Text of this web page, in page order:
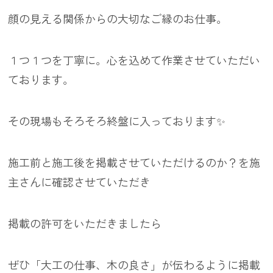
顔の見える関係からの大切なご縁のお仕事。
１つ１つを丁寧に。心を込めて作業させていただい
ております。
その現場もそろそろ終盤に入っております✨
施工前と施工後を掲載させていただけるのか？を施
主さんに確認させていただき
掲載の許可をいただきましたら
ぜひ「大工の仕事、木の良さ」が伝わるように掲載